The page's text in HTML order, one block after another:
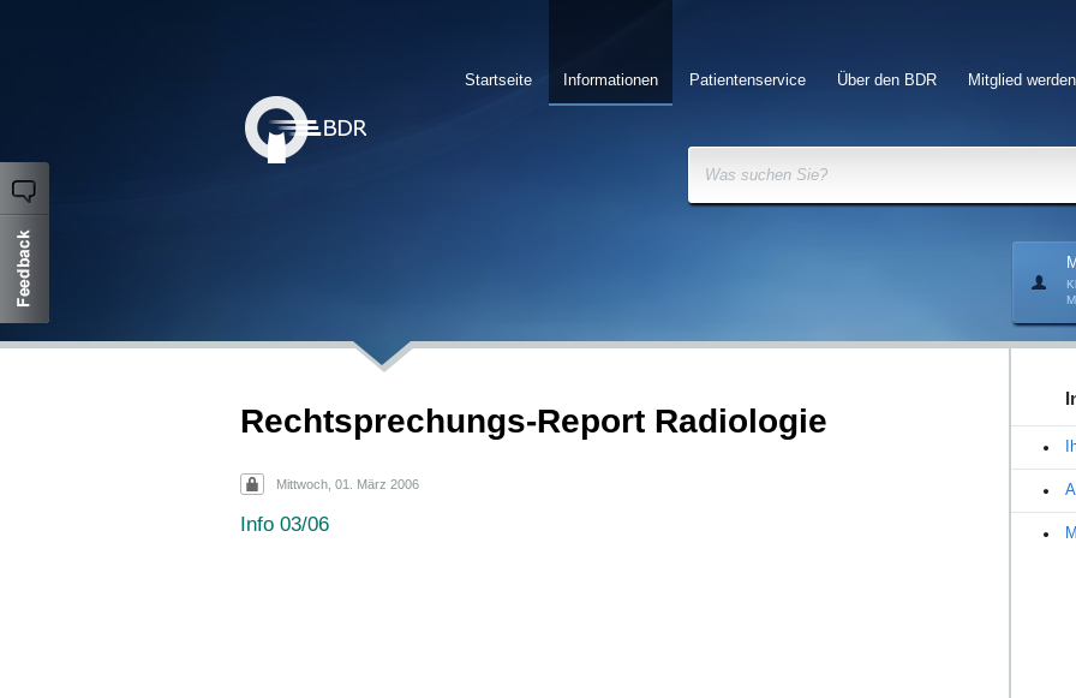
Mitglied werden
Über den BDR
Patientenservice
Informationen
Startseite
Was suchen Sie?
Rechtsprechungs-Report Radiologie
Mittwoch, 01. März 2006
Info 03/06